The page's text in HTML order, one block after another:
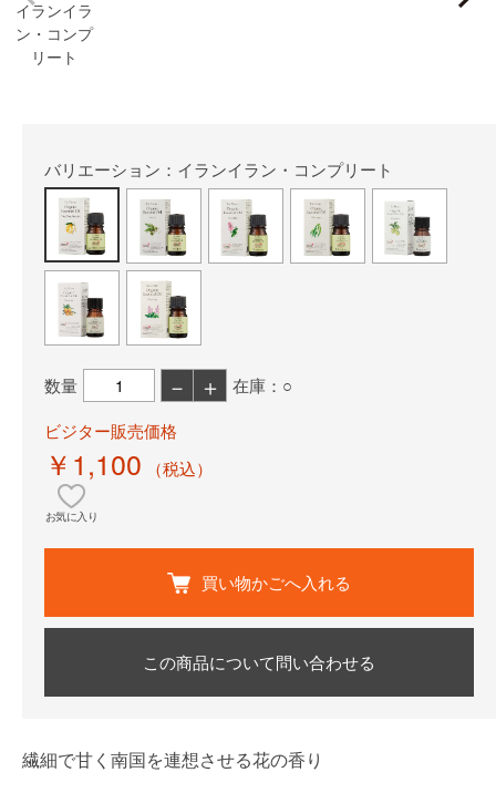
イランイラ
ン・コンプ
リート
バリエーション：イランイラン・コンプリート
数量 － ＋
在庫：○
ビジター販売価格
￥1,100 （税込）
お気に入り
買い物かごへ入れる
この商品について問い合わせる
繊細で甘く南国を連想させる花の香り